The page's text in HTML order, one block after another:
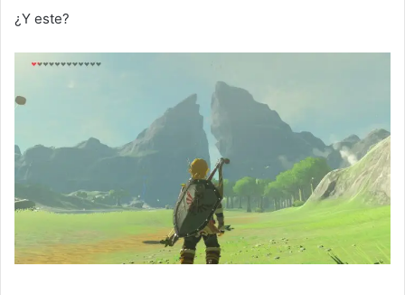
¿Y este?